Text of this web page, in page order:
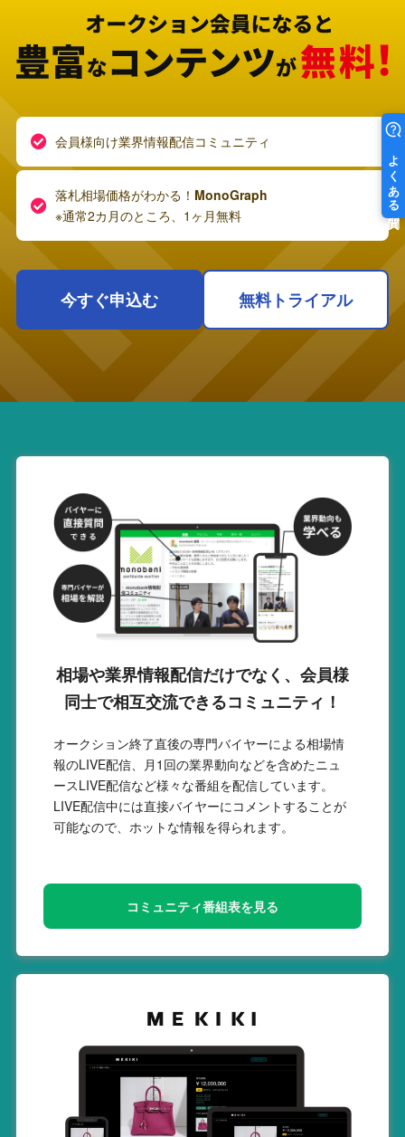
会員様向け業界情報配信コミュニティ
落札相場価格がわかる！ MonoGraph
※通常2カ月のところ、1ヶ月無料
今すぐ申込む 無料トライアル
相場や業界情報配信だけでなく、会員様
同士で相互交流できるコミュニティ！
オークション終了直後の専門バイヤーによる相場情
報のLIVE配信、月1回の業界動向などを含めたニュ
ースLIVE配信など様々な番組を配信しています。
LIVE配信中には直接バイヤーにコメントすることが
可能なので、ホットな情報を得られます。
コミュニティ番組表を見る